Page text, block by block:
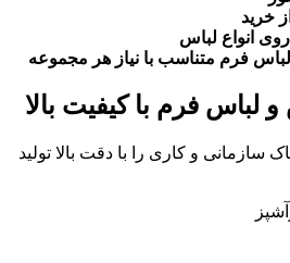
خرید
انواع لباس
لباس فرم متناسب با نیاز هر مجموعه
لباس فرم با کیفیت بالا
و کاری را با دقت بالا تولید